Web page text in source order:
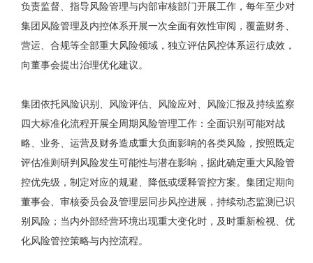
负责监督、指导风险管理与内部审核部门开展工作，每年至少对
集团风险管理及内控体系开展一次全面有效性审阅，覆盖财务、
营运、合规等全部重大风险领域，独立评估风控体系运行成效，
向董事会提出治理优化建议。
集团依托风险识别、风险评估、风险应对、风险汇报及持续监察
四大标准化流程开展全周期风险管理工作：全面识别可能对战
略、业务、运营及财务造成重大负面影响的各类风险，按照既定
评估准则研判风险发生可能性与潜在影响，据此确定重大风险管
控优先级，制定对应的规避、降低或缓释管控方案。集团定期向
董事会、审核委员会及管理层同步风控进展，持续动态监测已识
别风险；当内外部经营环境出现重大变化时，及时重新检视、优
化风险管控策略与内控流程。